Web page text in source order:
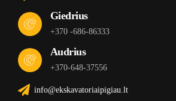
Giedrius
+370 -686-86333
Audrius
+370-648-37556
info@ekskavatoriaipigiau.lt